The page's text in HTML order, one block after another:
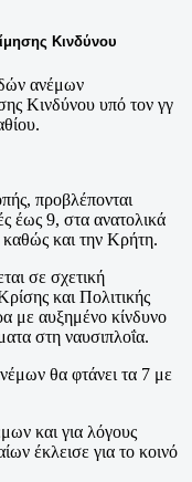
Κινδύνου
ανέμων
Κινδύνου υπό τον γγ
προβλέπονται
έως 9, στα ανατολικά
καθώς και την Κρήτη.
σε σχετική
και Πολιτικής
με αυξημένο κίνδυνο
στη ναυσιπλοΐα.
θα φτάνει τα 7 με
και για λόγους
έκλεισε για το κοινό